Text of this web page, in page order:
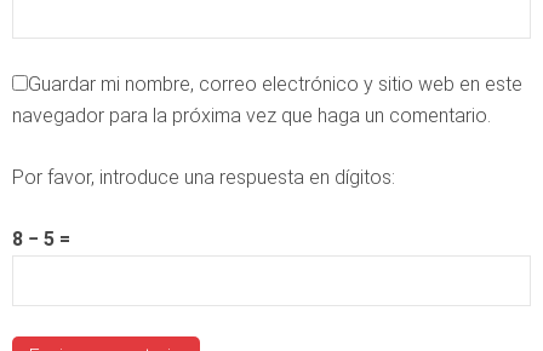
Guardar mi nombre, correo electrónico y sitio web en este
navegador para la próxima vez que haga un comentario.
Por favor, introduce una respuesta en dígitos:
8 − 5 =